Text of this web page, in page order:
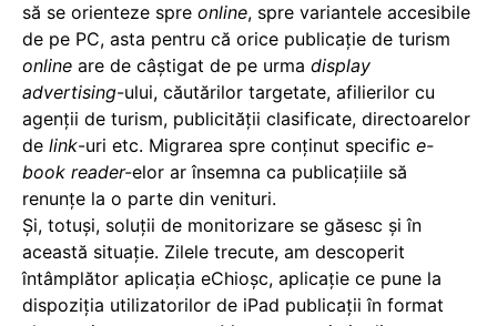
să se orienteze spre online, spre variantele accesibile
de pe PC, asta pentru că orice publicație de turism
online are de câștigat de pe urma display
advertising-ului, căutărilor targetate, afilierilor cu
agenții de turism, publicității clasificate, directoarelor
de link-uri etc. Migrarea spre conținut specific e-
book reader-elor ar însemna ca publicațiile să
renunțe la o parte din venituri.
Și, totuși, soluții de monitorizare se găsesc și în
această situație. Zilele trecute, am descoperit
întâmplător aplicaţia eChioşc, aplicaţie ce pune la
dispoziţia utilizatorilor de iPad publicaţii în format